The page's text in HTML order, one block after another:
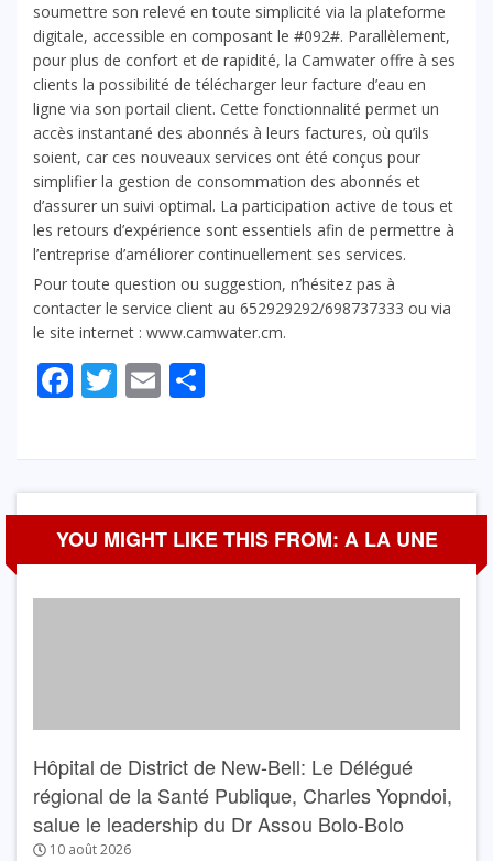
soumettre son relevé en toute simplicité via la plateforme
digitale, accessible en composant le #092#. Parallèlement,
pour plus de confort et de rapidité, la Camwater offre à ses
clients la possibilité de télécharger leur facture d’eau en
ligne via son portail client. Cette fonctionnalité permet un
accès instantané des abonnés à leurs factures, où qu’ils
soient, car ces nouveaux services ont été conçus pour
simplifier la gestion de consommation des abonnés et
d’assurer un suivi optimal. La participation active de tous et
les retours d’expérience sont essentiels afin de permettre à
l’entreprise d’améliorer continuellement ses services.
Pour toute question ou suggestion, n’hésitez pas à
contacter le service client au 652929292/698737333 ou via
le site internet : www.camwater.cm.
Facebook
Twitter
Email
YOU MIGHT LIKE THIS FROM: A LA UNE
Hôpital de District de New-Bell: Le Délégué
régional de la Santé Publique, Charles Yopndoi,
salue le leadership du Dr Assou Bolo-Bolo
10 août 2026